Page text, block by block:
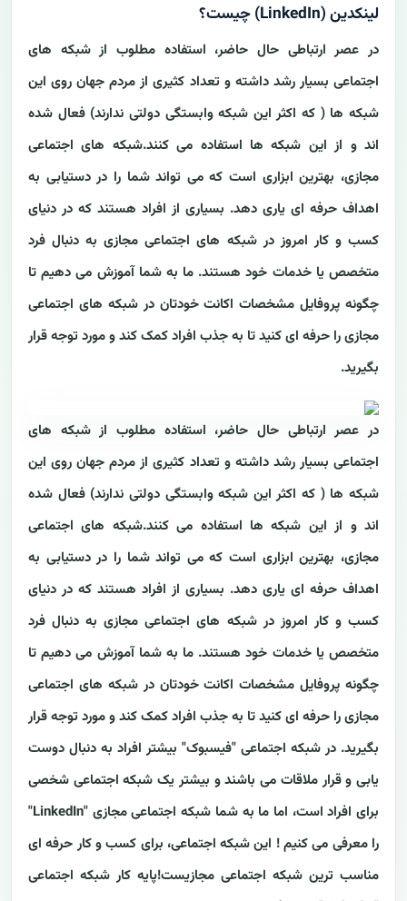
لینکدین (LinkedIn) چیست؟
در عصر ارتباطی حال حاضر، استفاده مطلوب از شبکه های
اجتماعی بسیار رشد داشته و تعداد کثیری از مردم جهان روی این
شبکه ها ( که اکثر این شبکه وابستگی دولتی ندارند) فعال شده
اند و از این شبکه ها استفاده می کنند.شبکه های اجتماعی
مجازی، بهترین ابزاری است که می تواند شما را در دستیابی به
اهداف حرفه ای یاری دهد. بسیاری از افراد هستند که در دنیای
کسب و کار امروز در شبکه های اجتماعی مجازی به دنبال فرد
متخصص یا خدمات خود هستند. ما به شما آموزش می دهیم تا
چگونه پروفایل مشخصات اکانت خودتان در شبکه های اجتماعی
مجازی را حرفه ای کنید تا به جذب افراد کمک کند و مورد توجه قرار
بگیرید.
در عصر ارتباطی حال حاضر، استفاده مطلوب از شبکه های
اجتماعی بسیار رشد داشته و تعداد کثیری از مردم جهان روی این
شبکه ها ( که اکثر این شبکه وابستگی دولتی ندارند) فعال شده
اند و از این شبکه ها استفاده می کنند.شبکه های اجتماعی
مجازی، بهترین ابزاری است که می تواند شما را در دستیابی به
اهداف حرفه ای یاری دهد. بسیاری از افراد هستند که در دنیای
کسب و کار امروز در شبکه های اجتماعی مجازی به دنبال فرد
متخصص یا خدمات خود هستند. ما به شما آموزش می دهیم تا
چگونه پروفایل مشخصات اکانت خودتان در شبکه های اجتماعی
مجازی را حرفه ای کنید تا به جذب افراد کمک کند و مورد توجه قرار
بگیرید. در شبکه اجتماعی "فیسبوک" بیشتر افراد به دنبال دوست
یابی و قرار ملاقات می باشند و بیشتر یک شبکه اجتماعی شخصی
برای افراد است، اما ما به شما شبکه اجتماعی مجازی "LinkedIn"
را معرفی می کنیم ! این شبکه اجتماعی، برای کسب و کار حرفه ای
مناسب ترین شبکه اجتماعی مجازیست!پایه کار شبکه اجتماعی